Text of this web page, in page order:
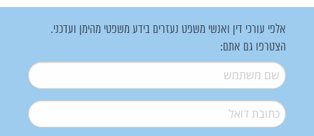
אלפי עורכי דין ואנשי משפט נעזרים בידע משפטי מהימן ועדכני.
הצטרפו גם אתם:
שם משתמש*
דואל*